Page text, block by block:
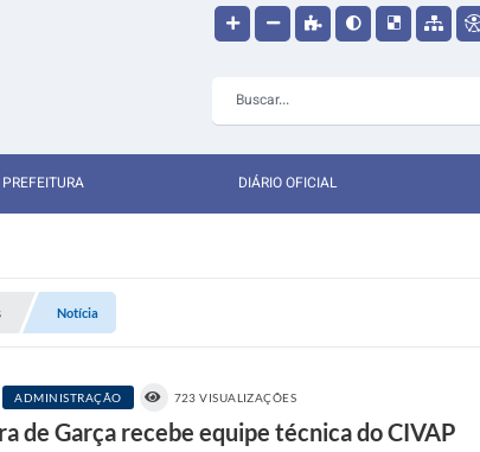
PREFEITURA DIÁRIO OFICIAL
Notícia
ADMINISTRAÇÃO 723 VISUALIZAÇÕES
de Garça recebe equipe técnica do CIVAP